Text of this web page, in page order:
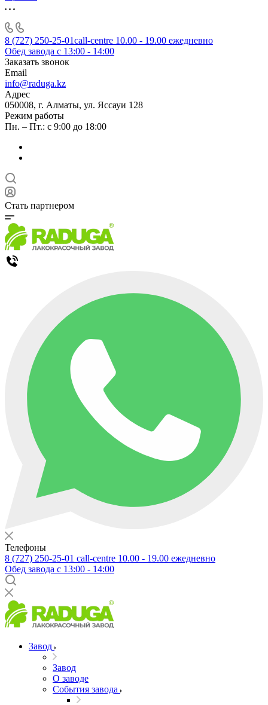
8 (727) 250-25-01call-centre 10.00 - 19.00 ежедневно
Обед завода с 13:00 - 14:00
Заказать звонок
Email
info@raduga.kz
Адрес
050008, г. Алматы, ул. Яссауи 128
Режим работы
Пн. – Пт.: с 9:00 до 18:00
Стать партнером
Телефоны
8 (727) 250-25-01 call-centre 10.00 - 19.00 ежедневно
Обед завода с 13:00 - 14:00
Завод
Завод
О заводе
События завода